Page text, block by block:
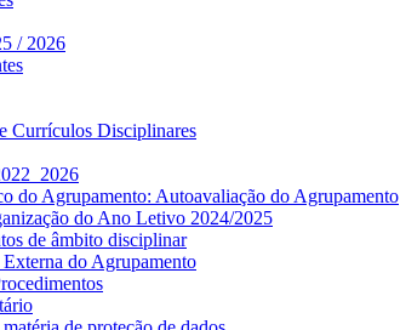
/ 2026
Currículos Disciplinares
do Agrupamento: Autoavaliação do Agrupamento
do Ano Letivo 2024/2025
de âmbito disciplinar
do Agrupamento